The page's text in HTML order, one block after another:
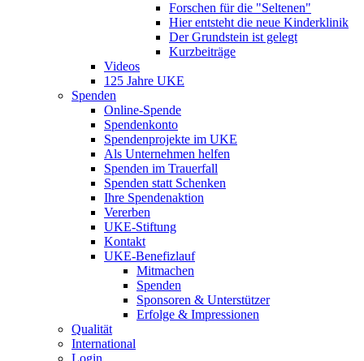
Forschen für die "Seltenen"
Hier entsteht die neue Kinderklinik
Der Grundstein ist gelegt
Kurzbeiträge
Videos
125 Jahre UKE
Spenden
Online-Spende
Spendenkonto
Spendenprojekte im UKE
Als Unternehmen helfen
Spenden im Trauerfall
Spenden statt Schenken
Ihre Spendenaktion
Vererben
UKE-Stiftung
Kontakt
UKE-Benefizlauf
Mitmachen
Spenden
Sponsoren & Unterstützer
Erfolge & Impressionen
Qualität
International
Login